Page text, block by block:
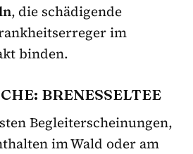
, die schädigende
im
binden.
BRENESSELTEE
Begleiterscheinungen,
im Wald oder am